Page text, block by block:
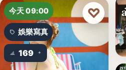
今天 09:00
娛樂寫真
169
♡